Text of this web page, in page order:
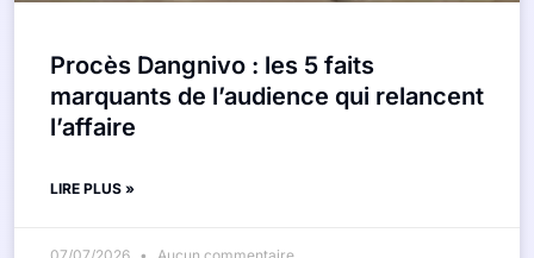
Procès Dangnivo : les 5 faits
marquants de l’audience qui relancent
l’affaire
LIRE PLUS »